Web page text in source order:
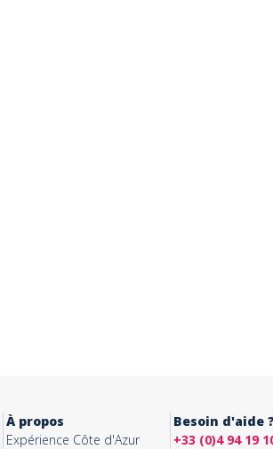
À propos
Expérience Côte d'Azur
Besoin d'aide ?
+33 (0)4 94 19